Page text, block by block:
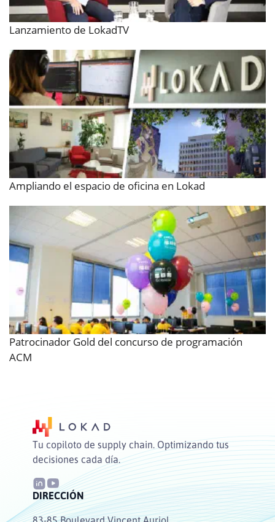
Lanzamiento de LokadTV
Ampliando el espacio de oficina en Lokad
Patrocinador Gold del concurso de programación
ACM
Tu copiloto de supply chain. Optimizando tus
decisiones cada día.
DIRECCIÓN